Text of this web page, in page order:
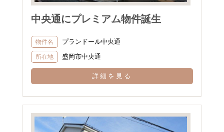
中央通にプレミアム物件誕生
物件名 プランドール中央通
所在地 盛岡市中央通
詳細を見る